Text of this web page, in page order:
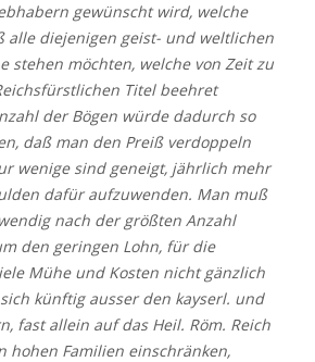
gewünscht wird, welche
alle diejenigen geist- und weltlichen
stehen möchten, welche von Zeit zu
Titel beehret
der Bögen würde dadurch so
daß man den Preiß verdoppeln
wenige sind geneigt, jährlich mehr
dafür aufzuwenden. Man muß
nach der größten Anzahl
den geringen Lohn, für die
Mühe und Kosten nicht gänzlich
künftig ausser den kayserl. und
fast allein auf das Heil. Röm. Reich
hohen Familien einschränken,